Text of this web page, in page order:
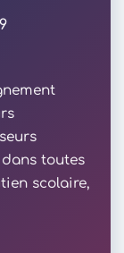
toutes
scolaire,